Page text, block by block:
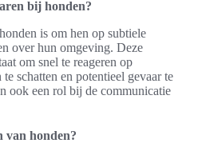
bij honden?
is om hen op subtiele
over hun omgeving. Deze
om snel te reageren op
schatten en potentieel gevaar te
ook een rol bij de communicatie
van honden?